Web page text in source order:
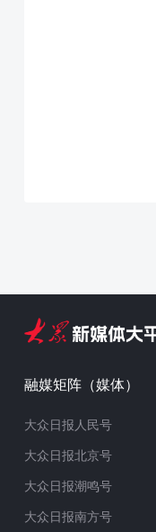
融媒矩阵（媒体）
大众日报人民号
大众日报北京号
大众日报潮鸣号
大众日报南方号